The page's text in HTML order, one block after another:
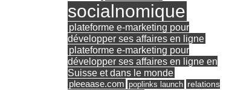
socialnomique
plateforme e-marketing pour
développer ses affaires en ligne
plateforme e-marketing pour
développer ses affaires en ligne en
Suisse et dans le monde
pleeaase.com poplinks launch relations